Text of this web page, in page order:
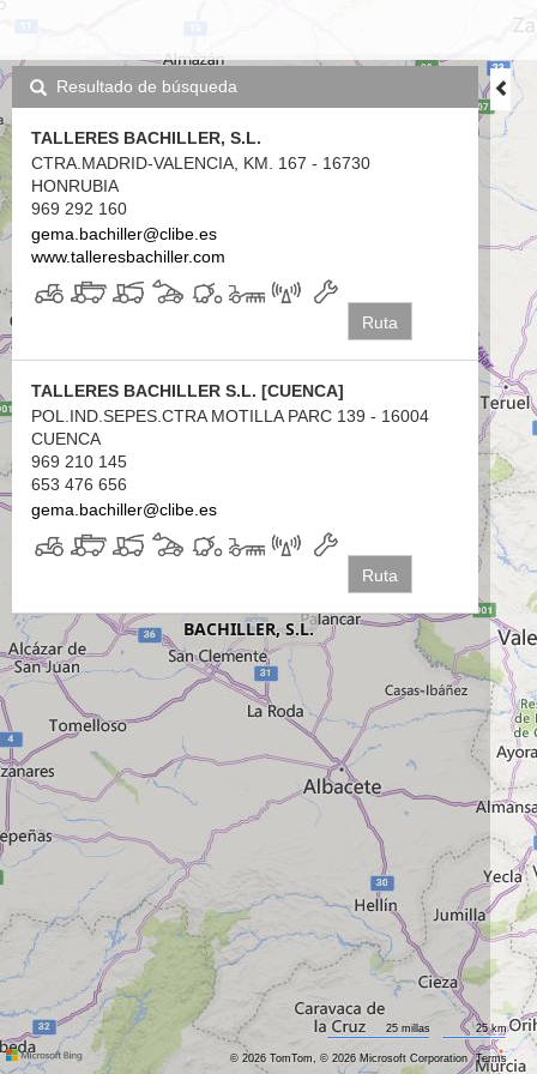
25 millas 25 km
© 2026 TomTom, © 2026 Microsoft Corporation Terms
Resultado de búsqueda
TALLERES BACHILLER, S.L.
CTRA.MADRID-VALENCIA, KM. 167 - 16730
HONRUBIA
969 292 160
gema.bachiller@clibe.es
www.talleresbachiller.com
Ruta
TALLERES BACHILLER S.L. [CUENCA]
POL.IND.SEPES.CTRA MOTILLA PARC 139 - 16004
CUENCA
969 210 145
653 476 656
gema.bachiller@clibe.es
Ruta